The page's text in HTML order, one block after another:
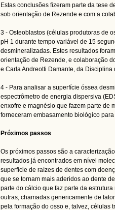
Estas conclusões fizeram parte da tese
sob orientação de Rezende e com a
3 - Osteoblastos (células produtoras de
pH 1 durante tempo variável de 15
desmineralizadas. Estes resultados
orientação de Rezende, e colaboração
e Carla Andreotti Damante, da Disciplina
4 - Para analisar a superfície óssea
espectrômetro de energia dispersiva
enxofre e magnésio que fazem parte de
forneceram embasamento biológico
Próximos passos
Os próximos passos são a
resultados já encontrados em nível
superfície de raízes de dentes com
que se tornam mais aderidos ao dente
parte do cálcio que faz parte da
outras, chamadas genericamente de
pela formação do osso e, talvez, células